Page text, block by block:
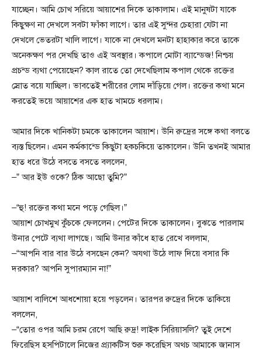
যাচ্ছেন। আমি চোখ সরিয়ে আয়াশের দিকে তাকালাম। এই মানুষটা যাকে
কিছুক্ষণ না দেখলে সবটা ফাঁকা লাগে। তার এই সুন্দর চেহারা যেটা না
দেখলে ভেতরটা খালি লাগে। যাকে না দেখলে মনটা হাহাকার করে তাকে
অনেকক্ষণ পর দেখছি তাও এই অবস্থার। কপালে মোটা ব্যান্ডেজ! নিশ্চয়
প্রচন্ড ব্যথা পেয়েছেন? কাল রাতে তো দেখেছিলাম কপাল থেকে রক্তের
স্রোত বয়ে যাচ্ছিল। ভাবতেই শরীরের লোম দাঁড়িয়ে গেল। রক্তের কথা মনে
করতেই ভয়ে আয়াশের এক হাত খামচে ধরলাম।
আমার দিকে খানিকটা চমকে তাকালেন আয়াশ। উনি রুদ্রের সঙ্গে কথা বলতে
ব্যস্ত ছিলেন। এমন কর্মকান্ডে কিছুটা হকচকিয়ে তাকালেন। উনি তখনই আমার
হাত ধরে উঠে বসতে বসতে বললেন,
–” আর ইউ ওকে? ঠিক আছো তুমি?”
–“হু! রক্তের কথা মনে পড়ে গেছিল।”
আয়াশ চোখমুখ কুঁচকে ফেললেন। পেটের দিকে তাকালেন। বুঝতে পারলাম
উনার পেটে ব্যথা লাগছে। আমি উনার কাঁধে হাত রেখে বললাম,
–“আপনি বার বার উঠে বসছেন কেন? অযথা উঠে লাফ দিয়ে বসার কি
দরকার? আপনি সুপারম্যান না!”
আয়াশ বালিশে আধশোয়া হয়ে পড়লেন। তারপর রুদ্রের দিকে তাকিয়ে
বললেন,
–“তোর ওপর আমি চরম রেগে আছি রুদ্র! লাইক সিরিয়াসলি? তুই দেশে
ফিরেছিস হসপিটালে নিজের প্র্যাকটিস শুরু করেছিস অথচ আমাকে জানাস